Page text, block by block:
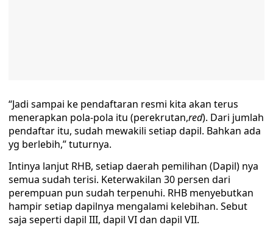
“Jadi sampai ke pendaftaran resmi kita akan terus
menerapkan pola-pola itu (perekrutan,red). Dari jumlah
pendaftar itu, sudah mewakili setiap dapil. Bahkan ada
yg berlebih,” tuturnya.
Intinya lanjut RHB, setiap daerah pemilihan (Dapil) nya
semua sudah terisi. Keterwakilan 30 persen dari
perempuan pun sudah terpenuhi. RHB menyebutkan
hampir setiap dapilnya mengalami kelebihan. Sebut
saja seperti dapil III, dapil VI dan dapil VII.